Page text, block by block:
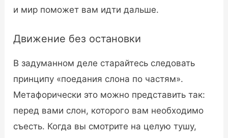
и мир поможет вам идти дальше.
Движение без остановки
В задуманном деле старайтесь следовать
принципу «поедания слона по частям».
Метафорически это можно представить так:
перед вами слон, которого вам необходимо
съесть. Когда вы смотрите на целую тушу,